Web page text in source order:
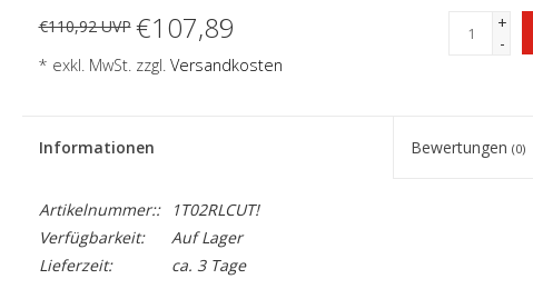
€110,92 UVP €107,89
* exkl. MwSt. zzgl. Versandkosten
+
-
Informationen Bewertungen(0)
Artikelnummer::
1T02RLCUT!
Verfügbarkeit:
Auf Lager
Lieferzeit:
ca. 3 Tage